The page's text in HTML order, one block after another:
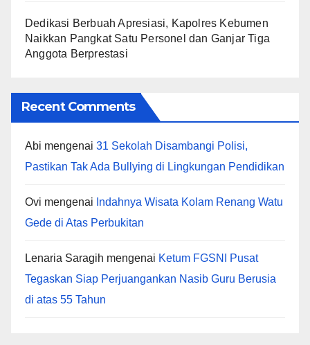
Dedikasi Berbuah Apresiasi, Kapolres Kebumen
Naikkan Pangkat Satu Personel dan Ganjar Tiga
Anggota Berprestasi
Recent Comments
Abi mengenai 31 Sekolah Disambangi Polisi,
Pastikan Tak Ada Bullying di Lingkungan Pendidikan
Ovi mengenai Indahnya Wisata Kolam Renang Watu
Gede di Atas Perbukitan
Lenaria Saragih mengenai Ketum FGSNI Pusat
Tegaskan Siap Perjuangankan Nasib Guru Berusia
di atas 55 Tahun